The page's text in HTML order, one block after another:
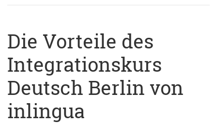
Die Vorteile des
Integrationskurs
Deutsch Berlin von
inlingua